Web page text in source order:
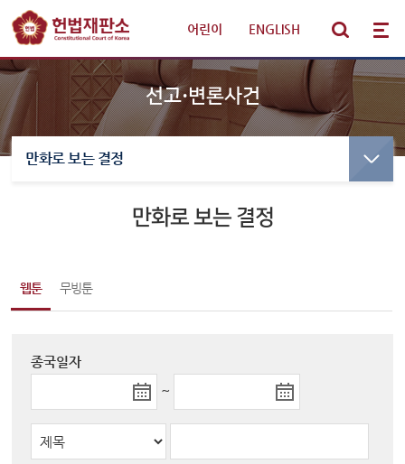
어린이 ENGLISH
선고·변론사건
만화로 보는 결정
변론동영상
알림·소식
헌법재판소 소개
선고·변론사건
만화로 보는 결정
만화로 보는 결정
웹툰 무빙툰
종국일자
~